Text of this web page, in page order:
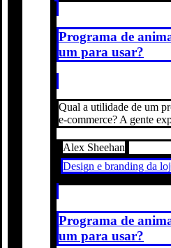
Programa de
um para usar?
Qual a utilidade de um
e-commerce? A gente
Alex Sheehan
Design e branding da
Programa de
um para usar?